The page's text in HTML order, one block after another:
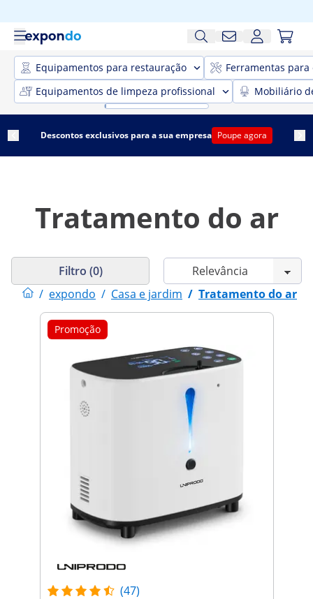
Equipamentos para restauração
Ferramentas para
Equipamentos de limpeza profissional
Mobiliário
Descontos exclusivos para a sua empresa Poupe agora
Tratamento do ar
/ expondo / Casa e jardim / Tratamento do ar
Filtro (0)
Promoção
(47)